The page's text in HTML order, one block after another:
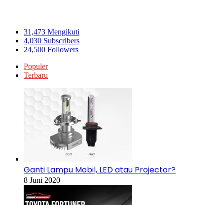
31,473 Mengikuti
4,030 Subscribers
24,500 Followers
Populer
Terbaru
Ganti Lampu Mobil, LED atau Projector?
8 Juni 2020